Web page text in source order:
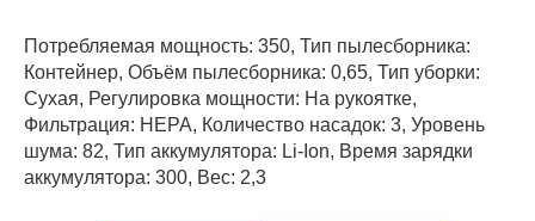
Потребляемая мощность: 350, Тип пылесборника:
Контейнер, Объём пылесборника: 0,65, Тип уборки:
Сухая, Регулировка мощности: На рукоятке,
Фильтрация: HEPA, Количество насадок: 3, Уровень
шума: 82, Тип аккумулятора: Li-Ion, Время зарядки
аккумулятора: 300, Вес: 2,3